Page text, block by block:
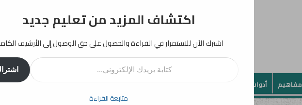
مفاهيم أدوات بيداغوجيا
اكتشاف المزيد من تعليم جديد
اشترك الآن للاستمرار في القراءة والحصول على حق الوصول إلى الأرشيف
متابعة القراءة